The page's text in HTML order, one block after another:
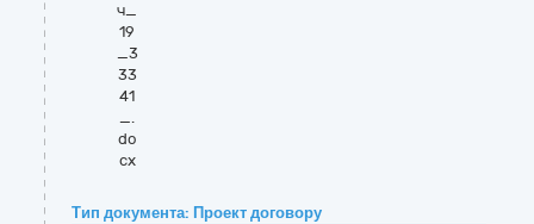
ч_
19
_3
33
41
_.
do
cx
Тип документа: Проект договору